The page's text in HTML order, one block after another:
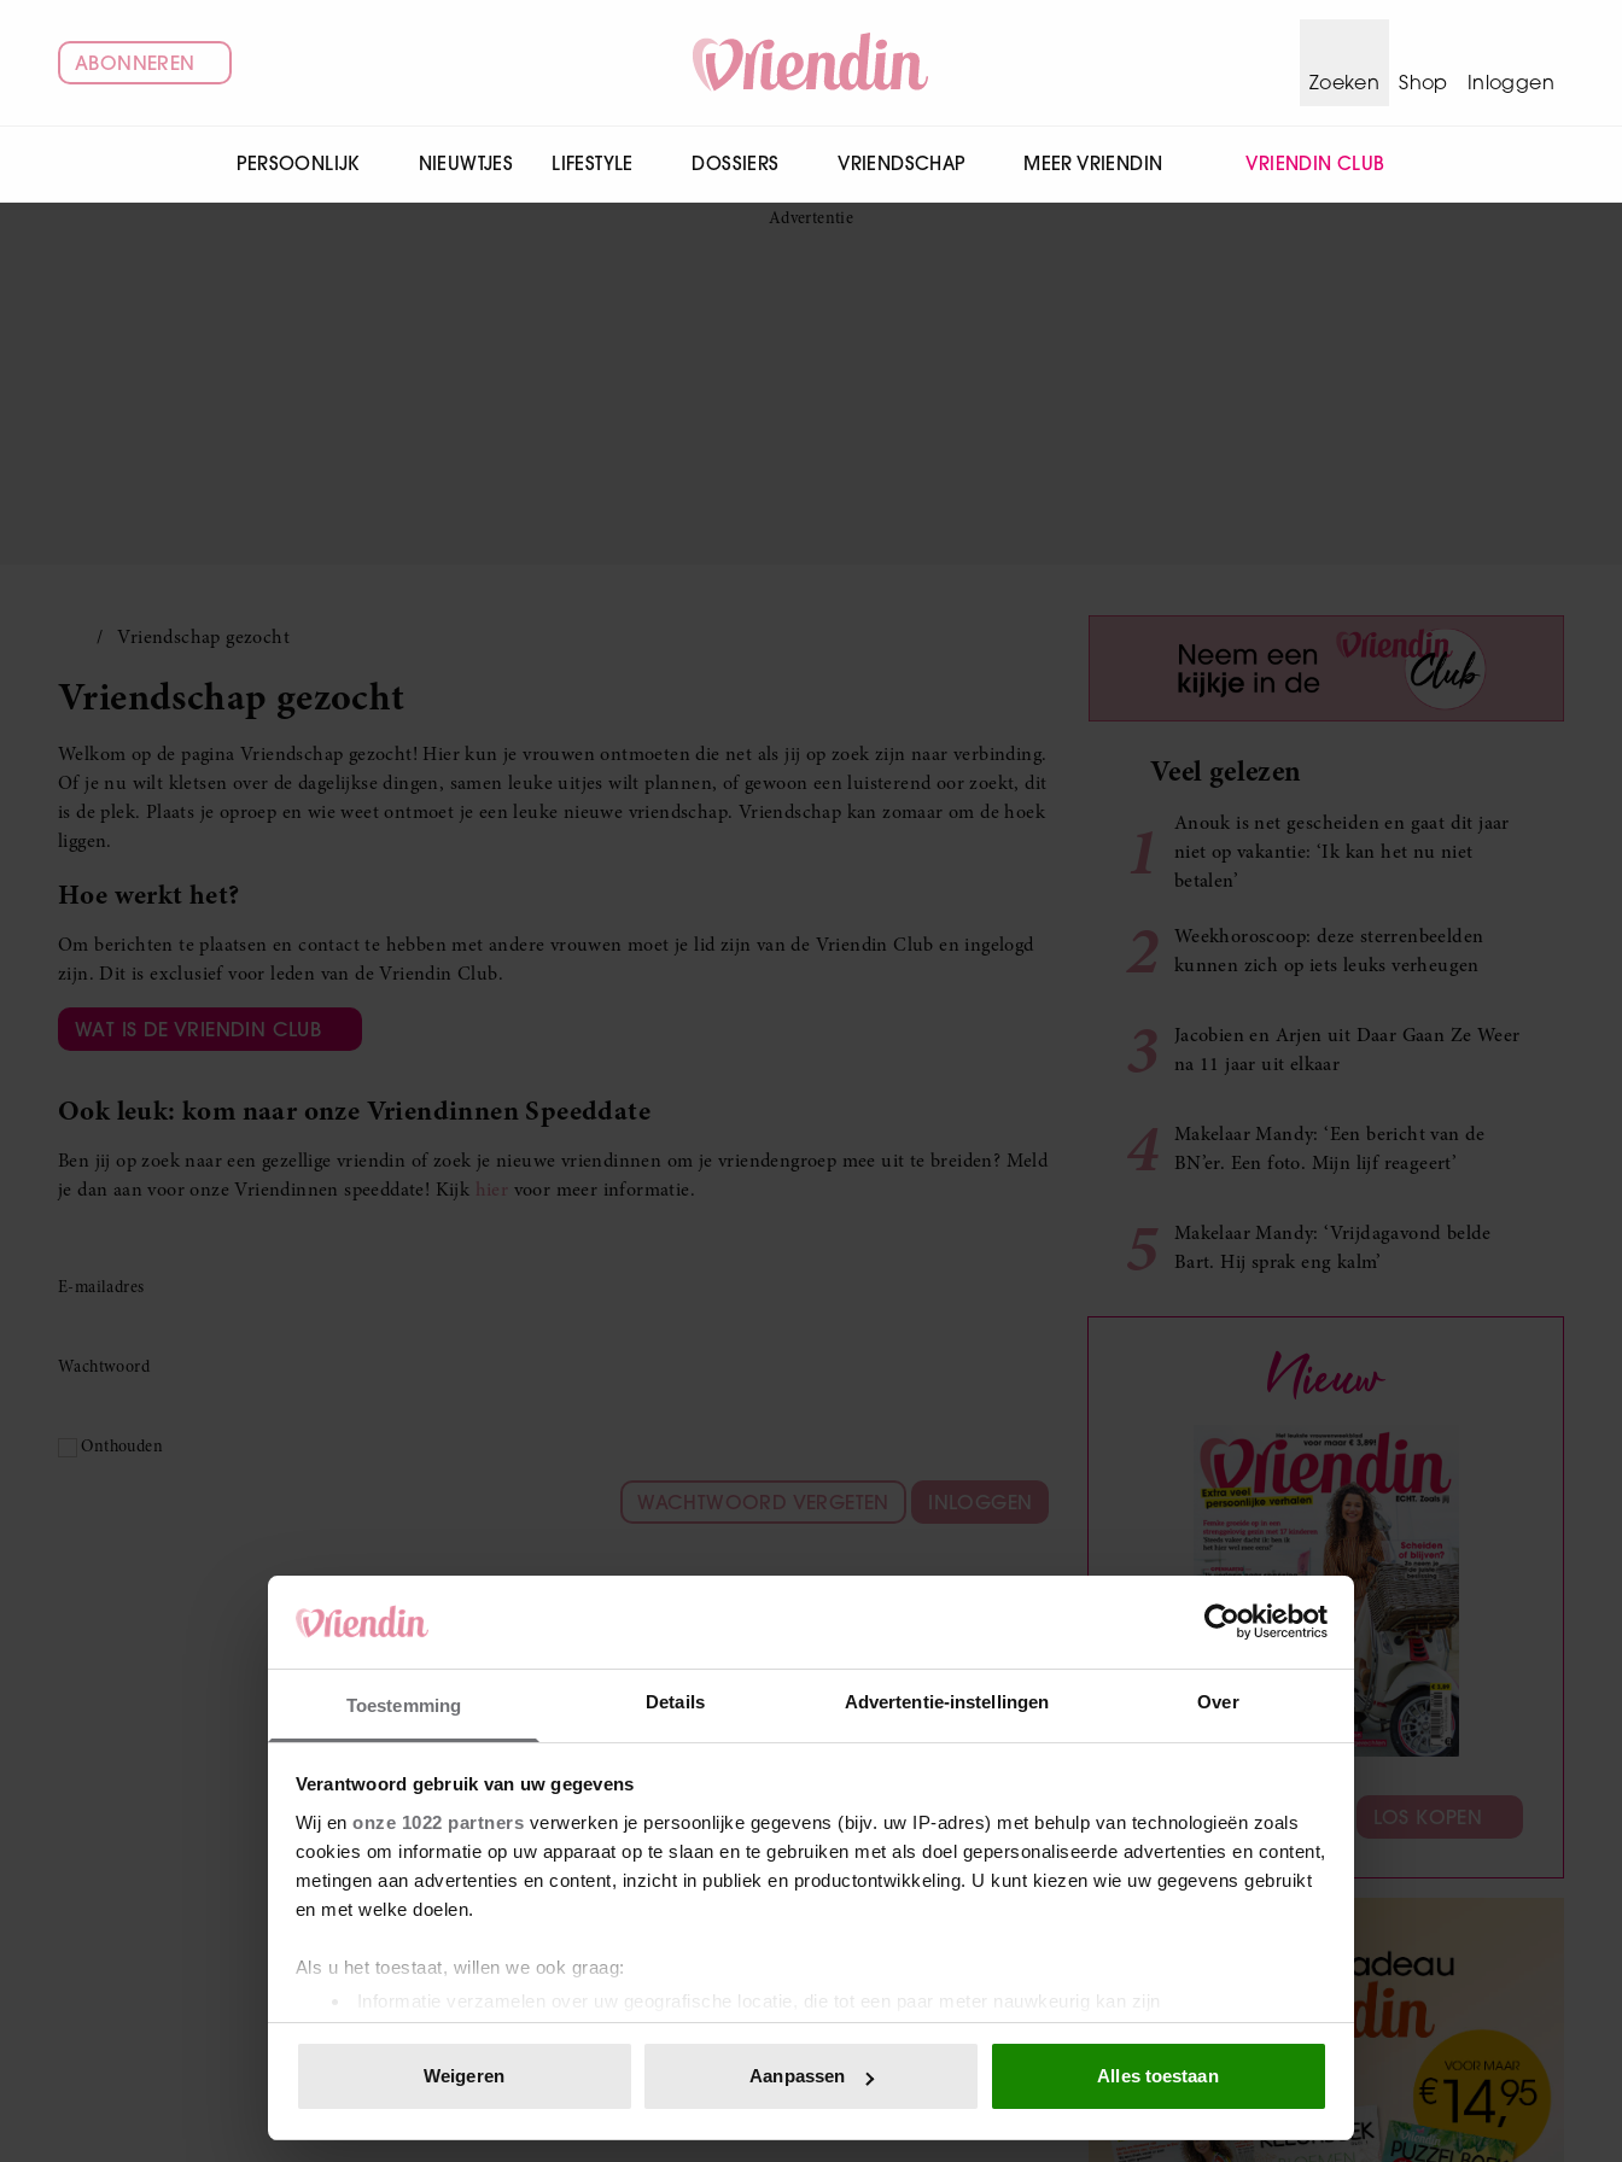
Toestemming Details Advertentie-instellingen Over
Verantwoord gebruik van uw gegevens
Wij en onze 1022 partners verwerken je persoonlijke gegevens (bijv. uw IP-adres) met behulp van technologieën zoals
cookies om informatie op uw apparaat op te slaan en te gebruiken met als doel gepersonaliseerde advertenties en content,
metingen aan advertenties en content, inzicht in publiek en productontwikkeling. U kunt kiezen wie uw gegevens gebruikt
en met welke doelen.
Als u het toestaat, willen we ook graag:
Informatie verzamelen over uw geografische locatie, die tot een paar meter nauwkeurig kan zijn
Uw apparaat identificeren door het actief te scannen op specifieke eigenschappen (fingerprinting)
toestemming op elk moment wijzigen of intrekken in de Cookieverklaring.
We gebruiken cookies om content en advertenties te personaliseren, om functies voor social media te bieden en om ons
Weigeren Aanpassen Alles toestaan
ABONNEREN
Zoeken
Shop Inloggen
PERSOONLIJK NIEUWTJES LIFESTYLE DOSSIERS VRIENDSCHAP MEER VRIENDIN VRIENDIN CLUB
Vriendschap gezocht
Vriendschap gezocht
Welkom op de pagina Vriendschap gezocht! Hier kun je vrouwen ontmoeten die net als jij op zoek zijn naar verbinding.
Of je nu wilt kletsen over de dagelijkse dingen, samen leuke uitjes wilt plannen, of gewoon een luisterend oor zoekt, dit
is de plek. Plaats je oproep en wie weet ontmoet je een leuke nieuwe vriendschap. Vriendschap kan zomaar om de hoek
liggen.
Hoe werkt het?
Om berichten te plaatsen en contact te hebben met andere vrouwen moet je lid zijn van de Vriendin Club en ingelogd
zijn. Dit is exclusief voor leden van de Vriendin Club.
WAT IS DE VRIENDIN CLUB
Ook leuk: kom naar onze Vriendinnen Speeddate
Ben jij op zoek naar een gezellige vriendin of zoek je nieuwe vriendinnen om je vriendengroep mee uit te breiden? Meld
je dan aan voor onze Vriendinnen speeddate! Kijk hier voor meer informatie.
E-mailadres
Wachtwoord
Onthouden
WACHTWOORD VERGETEN INLOGGEN
Veel gelezen
1
Anouk is net gescheiden en gaat dit jaar
niet op vakantie: ‘Ik kan het nu niet
betalen’
2
Weekhoroscoop: deze sterrenbeelden
kunnen zich op iets leuks verheugen
3
Jacobien en Arjen uit Daar Gaan Ze Weer
na 11 jaar uit elkaar
4
Makelaar Mandy: ‘Een bericht van de
BN’er. Een foto. Mijn lijf reageert’
5
Makelaar Mandy: ‘Vrijdagavond belde
Bart. Hij sprak eng kalm’
Nieuw
ABONNEREN LOS KOPEN